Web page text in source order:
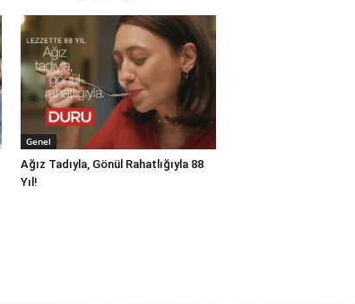
Genel
Ağız Tadıyla, Gönül Rahatlığıyla 88
Yıl!